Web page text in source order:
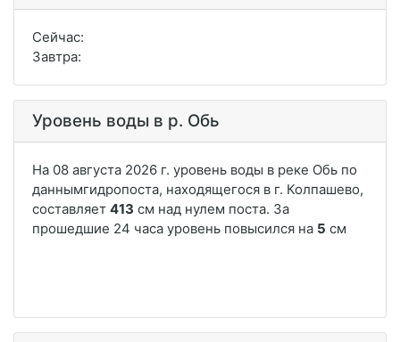
Сейчас:
Завтра:
Уровень воды в р. Обь